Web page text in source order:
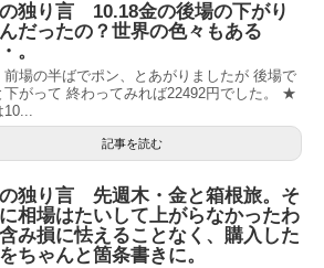
独り言 10.18金の後場の下がり
だったの？世界の色々もある
。
前場の半ばでポン、とあがりましたが 後場で
下がって 終わってみれば22492円でした。 ★
10...
記事を読む
独り言 先週木・金と箱根旅。そ
相場はたいして上がらなかったわ
み損に怯えることなく、購入した
ちゃんと箇条書きに。